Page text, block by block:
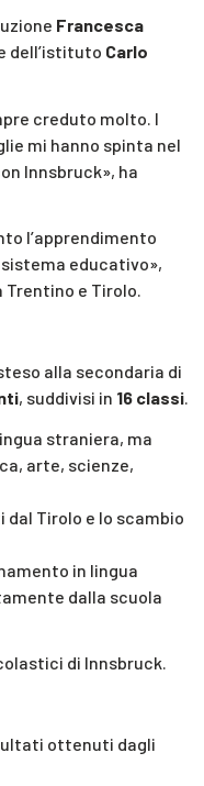
Francesca
dell’istituto Carlo
creduto molto. I
mi hanno spinta nel
Innsbruck», ha
l’apprendimento
educativo»,
e Tirolo.
alla secondaria di
, suddivisi in 16 classi.
straniera, ma
arte, scienze,
Tirolo e lo scambio
in lingua
dalla scuola
di Innsbruck.
ottenuti dagli